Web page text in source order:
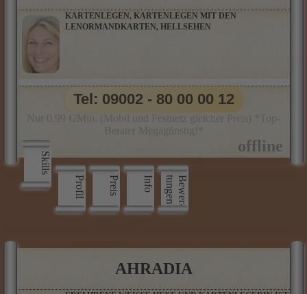
KARTENLEGEN, KARTENLEGEN MIT DEN
LENORMANDKARTEN, HELLSEHEN
Skills
Profil
Preis Info B
e
w
e
r
­
t
u
n
g
e
n
Tel: 09002 - 80 00 00 12
AHRADIA